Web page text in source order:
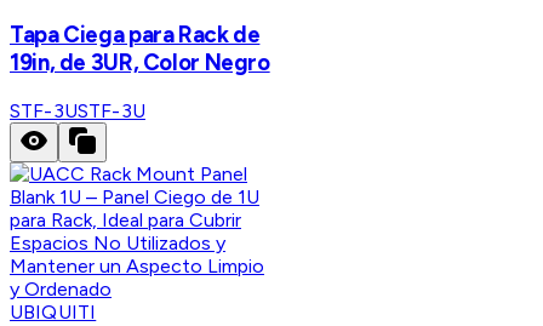
Tapa Ciega para Rack de
19in, de 3UR, Color Negro
STF-3USTF-3U
UBIQUITI